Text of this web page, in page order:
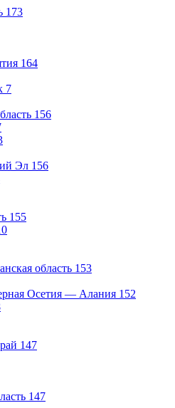
173
164
7
156
Эл 156
155
область 153
Осетия — Алания 152
147
147